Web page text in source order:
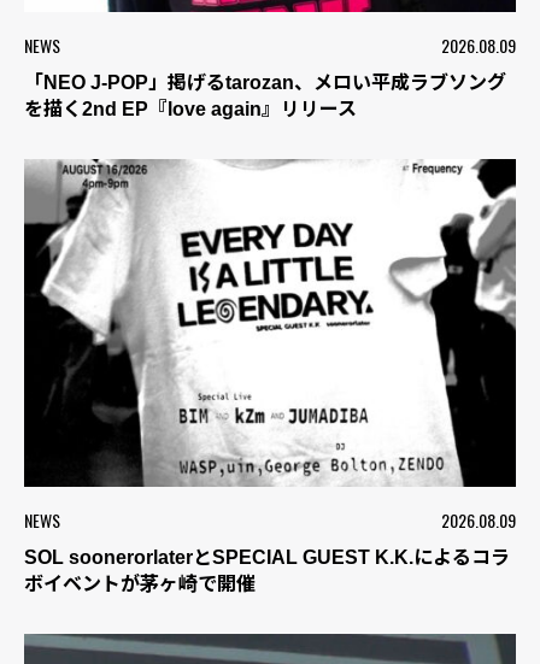
NEWS 2026.08.09
「NEO J-POP」掲げるtarozan、メロい平成ラブソング
を描く2nd EP『love again』リリース
NEWS 2026.08.09
SOL soonerorlaterとSPECIAL GUEST K.K.によるコラ
ボイベントが茅ヶ崎で開催